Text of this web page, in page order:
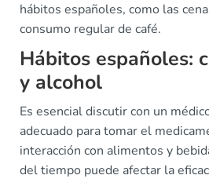
hábitos españoles, como las
consumo regular de café.
Hábitos españoles:
y alcohol
Es esencial discutir con un
adecuado para tomar el
interacción con alimentos y
del tiempo puede afectar la